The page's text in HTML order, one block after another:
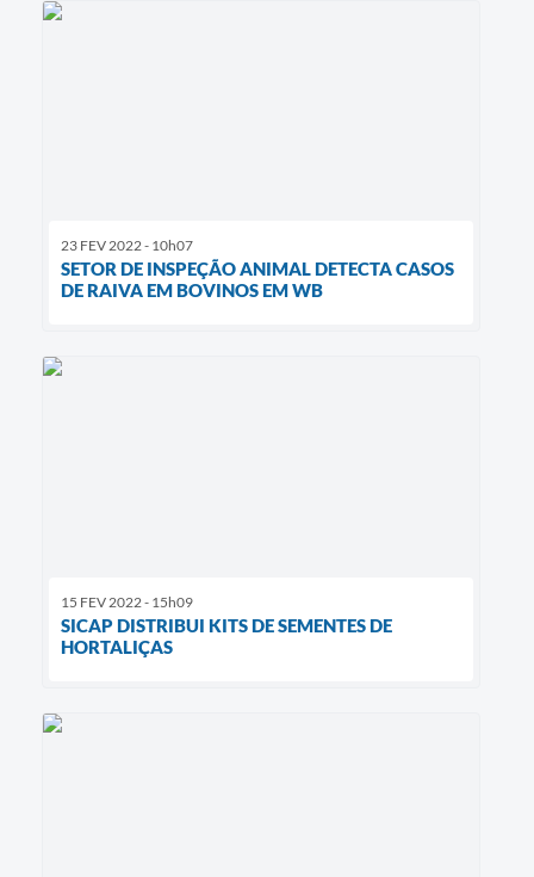
23 FEV 2022 - 10h07
SETOR DE INSPEÇÃO ANIMAL DETECTA CASOS
DE RAIVA EM BOVINOS EM WB
15 FEV 2022 - 15h09
SICAP DISTRIBUI KITS DE SEMENTES DE
HORTALIÇAS